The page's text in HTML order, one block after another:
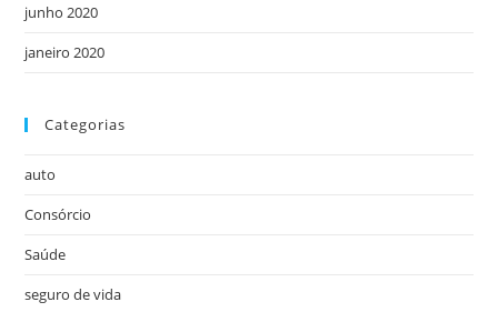
junho 2020
janeiro 2020
Categorias
auto
Consórcio
Saúde
seguro de vida